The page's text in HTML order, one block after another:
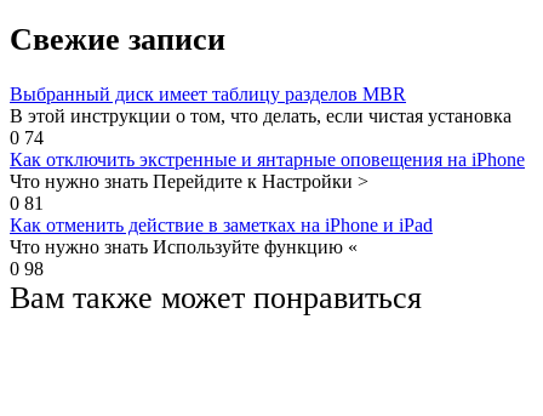
Свежие записи
Выбранный диск имеет таблицу разделов MBR
В этой инструкции о том, что делать, если чистая установка
0 74
Как отключить экстренные и янтарные оповещения на iPhone
Что нужно знать Перейдите к Настройки >
0 81
Как отменить действие в заметках на iPhone и iPad
Что нужно знать Используйте функцию «
0 98
Вам также может понравиться